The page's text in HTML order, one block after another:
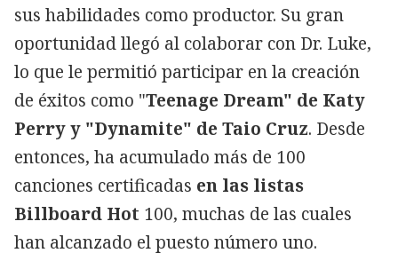
sus habilidades como productor. Su gran
oportunidad llegó al colaborar con Dr. Luke,
lo que le permitió participar en la creación
de éxitos como "Teenage Dream" de Katy
Perry y "Dynamite" de Taio Cruz. Desde
entonces, ha acumulado más de 100
canciones certificadas en las listas
Billboard Hot 100, muchas de las cuales
han alcanzado el puesto número uno.